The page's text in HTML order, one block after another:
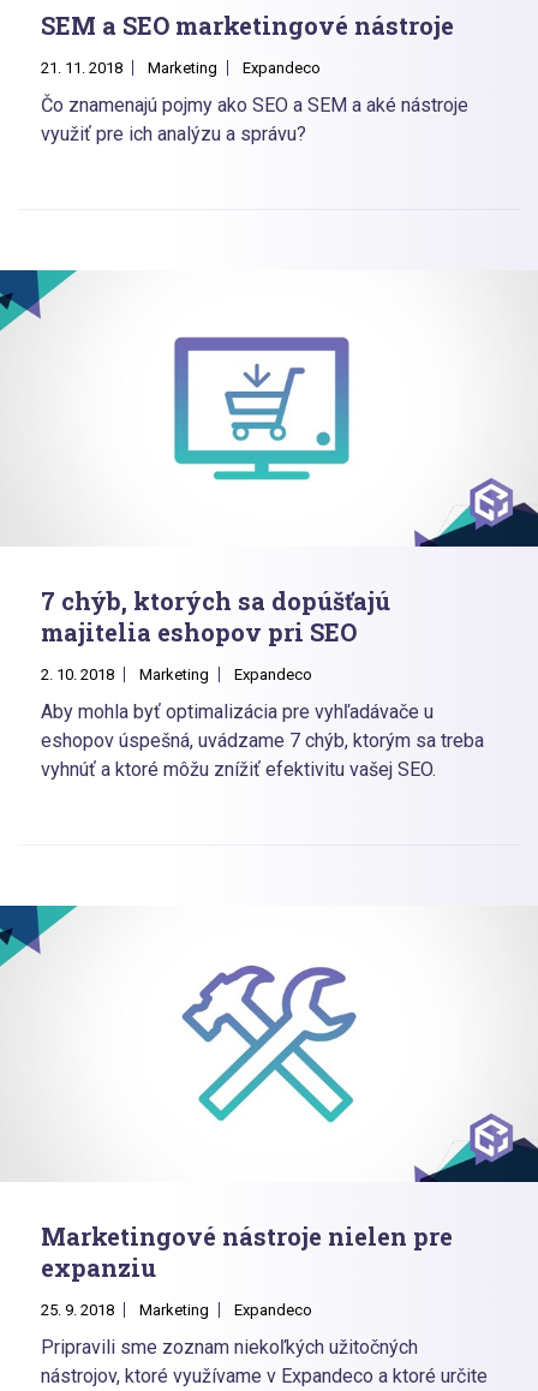
SEM a SEO marketingové nástroje
21. 11. 2018 Marketing Expandeco
Čo znamenajú pojmy ako SEO a SEM a aké nástroje
využiť pre ich analýzu a správu?
7 chýb, ktorých sa dopúšťajú
majitelia eshopov pri SEO
2. 10. 2018 Marketing Expandeco
Aby mohla byť optimalizácia pre vyhľadávače u
eshopov úspešná, uvádzame 7 chýb, ktorým sa treba
vyhnúť a ktoré môžu znížiť efektivitu vašej SEO.
Marketingové nástroje nielen pre
expanziu
25. 9. 2018 Marketing Expandeco
Pripravili sme zoznam niekoľkých užitočných
nástrojov, ktoré využívame v Expandeco a ktoré určite